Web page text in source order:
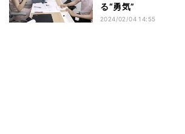
る“勇気”
2024/02/04 14:55